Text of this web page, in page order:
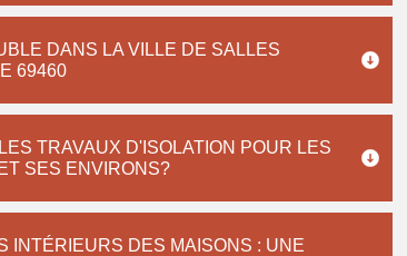
DANS LA VILLE DE SALLES
69460
TRAVAUX D'ISOLATION POUR LES
SES ENVIRONS?
INTÉRIEURS DES MAISONS : UNE